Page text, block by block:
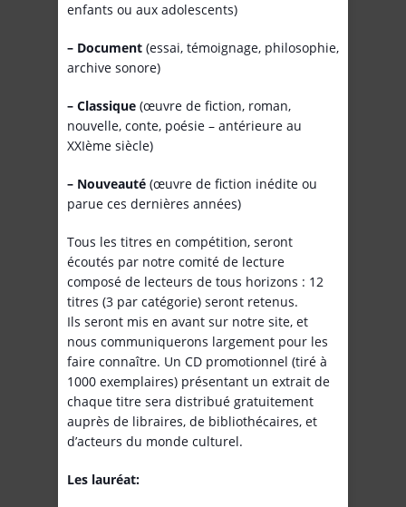
enfants ou aux adolescents)
– Document (essai, témoignage, philosophie,
archive sonore)
– Classique (œuvre de fiction, roman,
nouvelle, conte, poésie – antérieure au
XXIème siècle)
– Nouveauté (œuvre de fiction inédite ou
parue ces dernières années)
Tous les titres en compétition, seront
écoutés par notre comité de lecture
composé de lecteurs de tous horizons : 12
titres (3 par catégorie) seront retenus.
Ils seront mis en avant sur notre site, et
nous communiquerons largement pour les
faire connaître. Un CD promotionnel (tiré à
1000 exemplaires) présentant un extrait de
chaque titre sera distribué gratuitement
auprès de libraires, de bibliothécaires, et
d’acteurs du monde culturel.
Les lauréat: